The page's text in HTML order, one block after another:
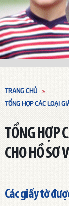
TRANG CHỦ
TỔNG HỢP CÁC LOẠI
TỔNG HỢP
CHO HỒ SƠ
Các giấy tờ